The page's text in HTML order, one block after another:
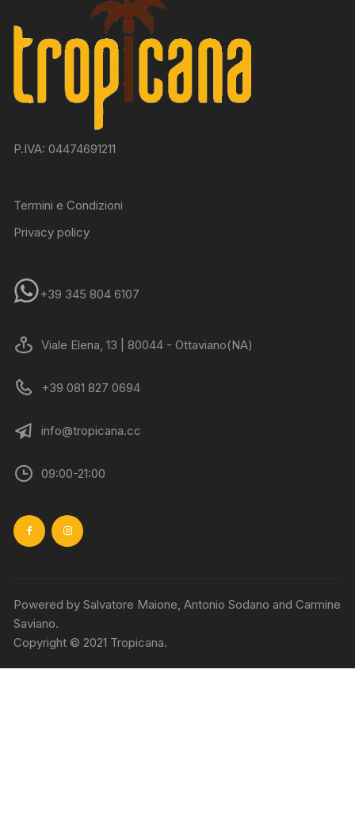
P.IVA: 04474691211
Termini e Condizioni
Privacy policy
+39 345 804 6107
Viale Elena, 13 | 80044 - Ottaviano(NA)
+39 081 827 0694
info@tropicana.cc
09:00-21:00
Powered by Salvatore Maione, Antonio Sodano and Carmine
Saviano.
Copyright © 2021 Tropicana.